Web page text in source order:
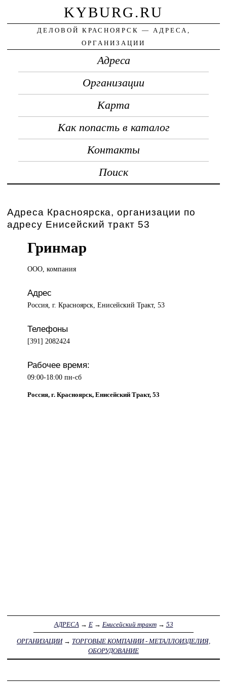
KYBURG.RU
ДЕЛОВОЙ КРАСНОЯРСК — АДРЕСА,
ОРГАНИЗАЦИИ
Адреса
Организации
Карта
Как попасть в каталог
Контакты
Поиск
Адреса Красноярска, организации по
адресу Енисейский тракт 53
Гринмар
ООО, компания
Адрес
Россия, г. Красноярск, Енисейский Тракт, 53
Телефоны
[391] 2082424
Рабочее время:
09:00-18:00 пн-сб
Россия, г. Красноярск, Енисейский Тракт, 53
АДРЕСА → Е→ Енисейский тракт→ 53
ОРГАНИЗАЦИИ→ ТОРГОВЫЕ КОМПАНИИ - МЕТАЛЛОИЗДЕЛИЯ,
ОБОРУДОВАНИЕ